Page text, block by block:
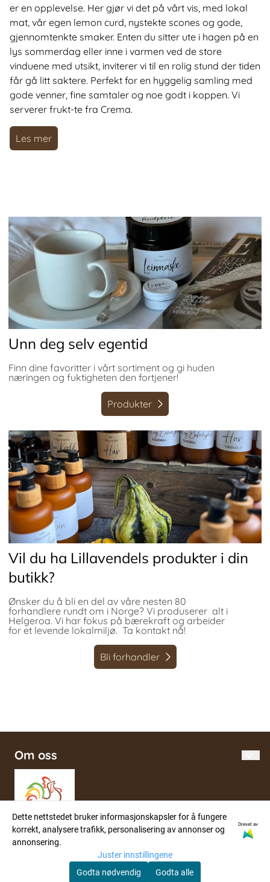
er en opplevelse. Her gjør vi det på vårt vis, med lokal
mat, vår egen lemon curd, nystekte scones og gode,
gjennomtenkte smaker. Enten du sitter ute i hagen på en
lys sommerdag eller inne i varmen ved de store
vinduene med utsikt, inviterer vi til en rolig stund der tiden
får gå litt saktere. Perfekt for en hyggelig samling med
gode venner, fine samtaler og noe godt i koppen. Vi
serverer frukt-te fra Crema.
Les mer
Unn deg selv egentid
Finn dine favoritter i vårt sortiment og gi huden
næringen og fuktigheten den fortjener!
Produkter
Vil du ha Lillavendels produkter i din
butikk?
Ønsker du å bli en del av våre nesten 80
forhandlere rundt om i Norge? Vi produserer alt i
Helgeroa. Vi har fokus på bærekraft og arbeider
for et levende lokalmiljø. Ta kontakt nå!
Bli forhandler
Om oss
Gårdsbutikk i Helgeroa med produksjon av hudpleie,
såper, duftoljer og lys, fra naturlige råvarer. På
sommeren prydes gårdsbutikken av kortreiste
grønnsaker, lokale råvarer og unike produkter.
Informasjon
Dette nettstedet bruker informasjonskapsler for å fungere
korrekt, analysere trafikk, personalisering av annonser og
annonsering.
Drevet av
Juster innstillingene
Godta nødvendig
Godta alle